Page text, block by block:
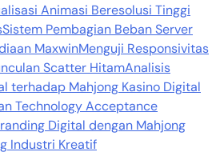
Animasi Beresolusi Tinggi
Sistem Pembagian Beban Server
MaxwinMenguji Responsivitas
Scatter HitamAnalisis
terhadap Mahjong Kasino Digital
Technology Acceptance
Digital dengan Mahjong
Industri Kreatif